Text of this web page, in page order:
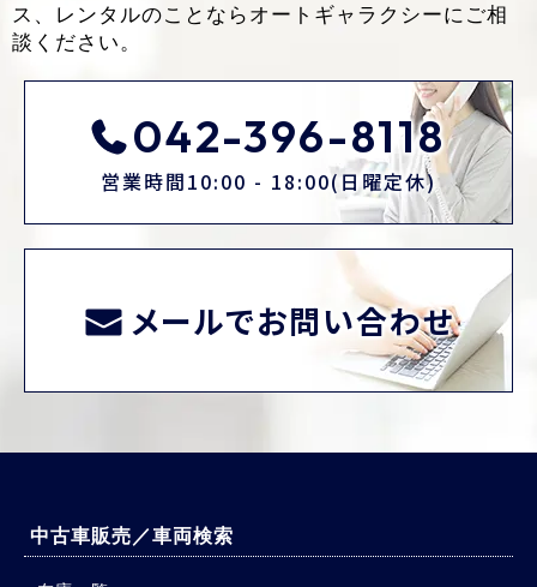
ス、レンタルのことなら オートギャラクシーにご相
談ください。
042-396-8118
営業時間10:00 - 18:00(日曜定休)
メールでお問い合わせ
中古車販売／車両検索